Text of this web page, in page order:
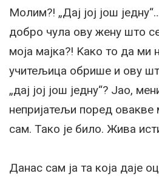
Молим?! „Дај јој још
добро чула ову жену што
моја мајка?! Kако то да ми
учитељица обрише и ову
„дај јој још једну“? Јао,
непријатељи поред овакве
сам. Тако је било. Жива
Данас сам ја та која даје